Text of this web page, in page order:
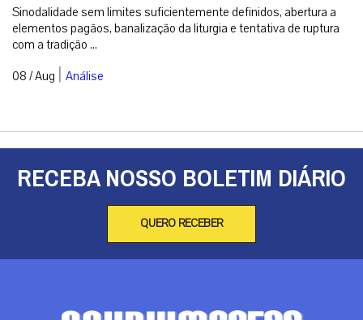
Sinodalidade sem limites suficientemente definidos, abertura a
elementos pagãos, banalização da liturgia e tentativa de ruptura
com a tradição ...
08 / Aug | Análise
RECEBA NOSSO BOLETIM DIÁRIO
QUERO RECEBER